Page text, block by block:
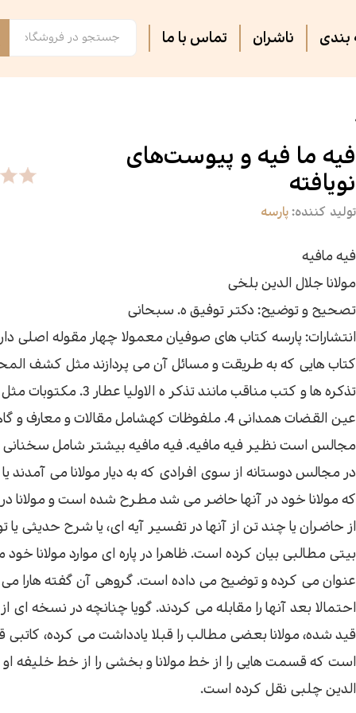
بندی
ثبت نام دوره های آموزشی
سیاسی
گفت‌وگو
اقتصاد
کودک و نوجوان
ناشران
کتاب فردا
تماس با ما
فیه ما فیه و پیوست‌های
نویافته
تولید کننده: پارسه
فیه مافیه
مولانا جلال الدین بلخی
تصحیح و توضیح: دکتر توفیق ه. سبحانی
تذکره ها و کتب مناقب مانند تذکر ه الاولیا
عین القضات همدانی 4. ملفوظات کهشامل مقالات و معارف و
مجالس است نظیر فیه مافیه. فیه مافیه بیشتر شامل
در مجالس دوستانه از سوی افرادی که به دیار مولانا می آمدند
که مولانا خود در آنها حاضر می شد مطرح شده است و مولانا
از حاضران یا چند تن از آنها در تفسیر آیه ای، یا شرح حدیثی یا
بیتی مطالبی بیان کرده است. ظاهرا در پاره ای موارد مولانا خود
عنوان می کرده و توضیح می داده است. گروهی آن گفته هارا
احتمالا بعد آنها را مقابله می کردند. گویا چنانچه در نسخه ای
قید شده، مولانا بعضی مطالب را قبلا یادداشت می کرده، کاتبی
است که قسمت هایی را از خط مولانا و بخشی را از خط خلیفه
الدین چلبی نقل کرده است.